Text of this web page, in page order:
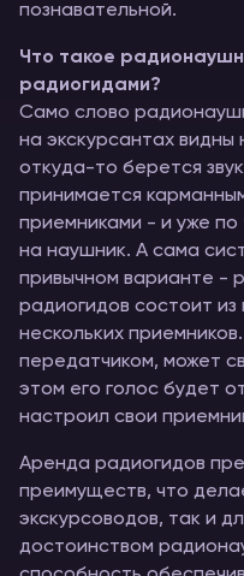
познавательной.
Что такое
радиогидами?
Само слово
на экскурсантах
откуда-то берется
принимается
приемниками - и уже
на наушник. А сама
привычном варианте -
радиогидов состоит
нескольких
передатчиком, может
этом его голос будет
настроил свои
Аренда радиогидов
преимуществ, что
экскурсоводов, так и
достоинством